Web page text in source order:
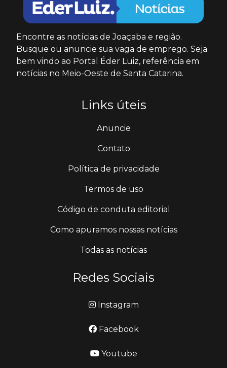
Encontre as notícias de Joaçaba e região.
Busque ou anuncie sua vaga de emprego. Seja
bem vindo ao Portal Éder Luiz, referência em
notícias no Meio-Oeste de Santa Catarina.
Links úteis
Anuncie
Contato
Política de privacidade
Termos de uso
Código de conduta editorial
Como apuramos nossas notícias
Todas as notícias
Redes Sociais
Instagram
Facebook
Youtube